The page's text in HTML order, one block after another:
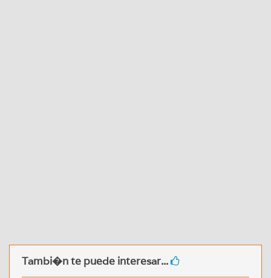
Tambi�n te puede interesar...